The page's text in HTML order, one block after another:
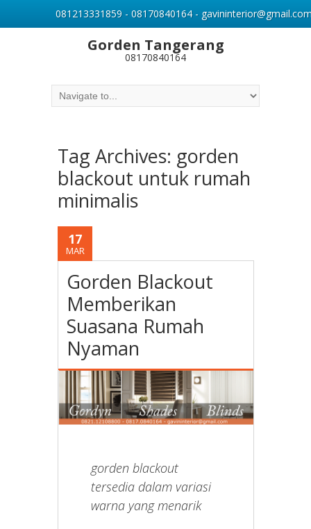
Gorden Tangerang
08170840164
Tag Archives: gorden
blackout untuk rumah
minimalis
17
MAR
Gorden Blackout
Memberikan
Suasana Rumah
Nyaman
gorden blackout
tersedia dalam variasi
warna yang menarik
081213331859 - 08170840164 -